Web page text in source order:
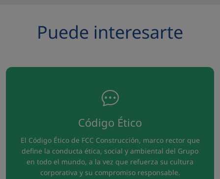
Puede interesarte
Código Ético
El Código Ético de FCC Construcción, marco rector que
define la conducta ética, social y ambiental del Grupo
en todo el mundo, a la vez que refuerza su cultura
corporativa y su compromiso responsable.